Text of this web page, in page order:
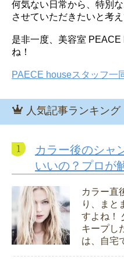
何気ない日常から、特別
させていただきたいと考え
是非一度、美容室
ね！
PAECE houseスタッフ一
人気記事ランキング
カラー後のシャ
いいの？プロが
カラー直
り、まと
すよね！
キープし
は、自宅